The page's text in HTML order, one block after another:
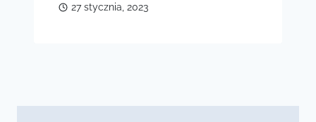
27 stycznia, 2023